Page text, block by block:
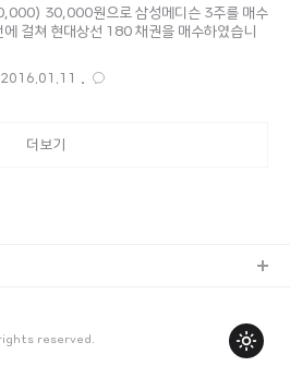
30,000원으로 삼성메디슨 3주를 매수
걸쳐 현대상선 180 채권을 매수하였습니
2016.01.11
더보기
reserved.